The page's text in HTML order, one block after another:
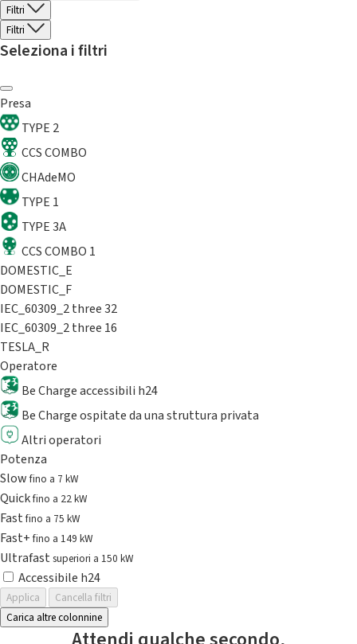
Filtri
Filtri
Seleziona i filtri
Presa
TYPE 2
CCS COMBO
CHAdeMO
TYPE 1
TYPE 3A
CCS COMBO 1
DOMESTIC_E
DOMESTIC_F
IEC_60309_2 three 32
IEC_60309_2 three 16
TESLA_R
Operatore
Be Charge accessibili h24
Be Charge ospitate da una struttura privata
Altri operatori
Potenza
Slowfino a 7 kW
Quickfino a 22 kW
Fastfino a 75 kW
Fast+fino a 149 kW
Ultrafast superiori a 150 kW
Accessibile h24
Applica
Cancella filtri
Carica altre colonnine